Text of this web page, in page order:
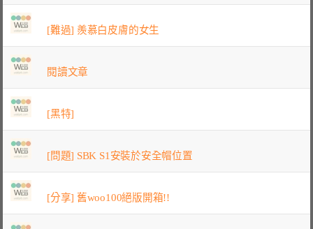
[難過] 羨慕白皮膚的女生
閱讀文章
[黑特]
[問題] SBK S1安裝於安全帽位置
[分享] 舊woo100絕版開箱!!